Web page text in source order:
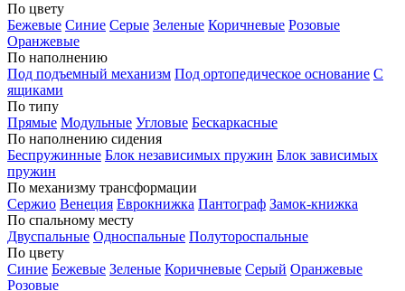
По цвету
Бежевые Синие Серые Зеленые Коричневые Розовые
Оранжевые
По наполнению
Под подъемный механизм Под ортопедическое основание С
ящиками
По типу
Прямые Модульные Угловые Бескаркасные
По наполнению сидения
Беспружинные Блок независимых пружин Блок зависимых
пружин
По механизму трансформации
Сержио Венеция Еврокнижка Пантограф Замок-книжка
По спальному месту
Двуспальные Односпальные Полутороспальные
По цвету
Синие Бежевые Зеленые Коричневые Серый Оранжевые
Розовые